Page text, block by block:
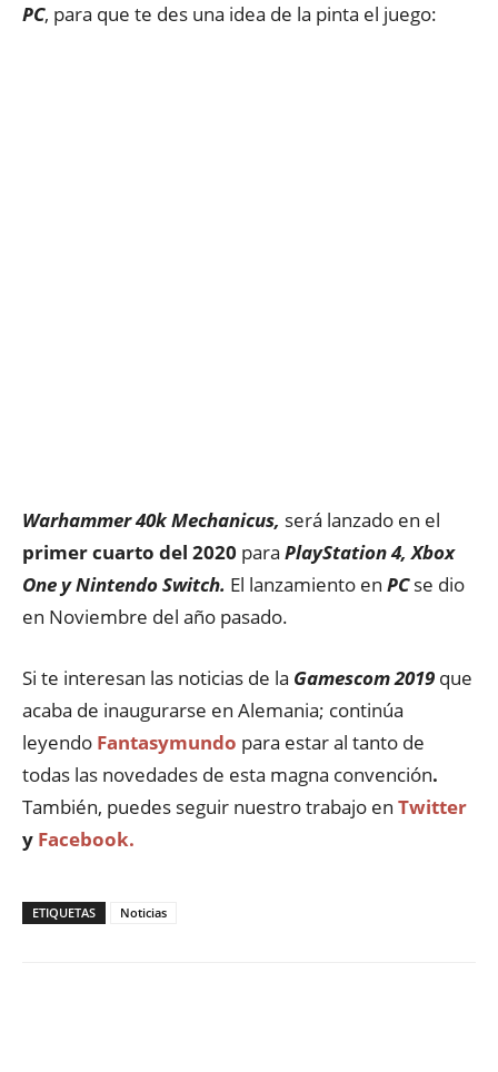
PC, para que te des una idea de la pinta el juego:
Warhammer 40k Mechanicus, será lanzado en el
primer cuarto del 2020 para PlayStation 4, Xbox
One y Nintendo Switch. El lanzamiento en PCse dio
en Noviembre del año pasado.
Si te interesan las noticias de la Gamescom 2019 que
acaba de inaugurarse en Alemania; continúa
leyendo Fantasymundo para estar al tanto de
todas las novedades de esta magna convención.
También, puedes seguir nuestro trabajo en Twitter
y Facebook.
ETIQUETAS Noticias